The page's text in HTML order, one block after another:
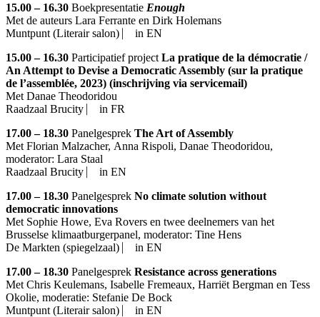
15.00 – 16.30 Boekpresentatie Enough
Met de auteurs Lara Ferrante en Dirk Holemans
Muntpunt (Literair salon) ⎸ in EN
15.00 – 16.30 Participatief project La pratique de la démocratie /
An Attempt to Devise a Democratic Assembly (sur la pratique
de l’assemblée, 2023) (inschrijving via servicemail)
Met Danae Theodoridou
Raadzaal Brucity ⎸ in FR
17.00 – 18.30 Panelgesprek The Art of Assembly
Met Florian Malzacher, Anna Rispoli, Danae Theodoridou,
moderator: Lara Staal
Raadzaal Brucity ⎸ in EN
17.00 – 18.30 Panelgesprek No climate solution without
democratic innovations
Met Sophie Howe, Eva Rovers en twee deelnemers van het
Brusselse klimaatburgerpanel, moderator: Tine Hens
De Markten (spiegelzaal) ⎸ in EN
17.00 – 18.30 Panelgesprek Resistance across generations
Met Chris Keulemans, Isabelle Fremeaux, Harriët Bergman en Tess
Okolie, moderatie: Stefanie De Bock
Muntpunt (Literair salon) ⎸ in EN